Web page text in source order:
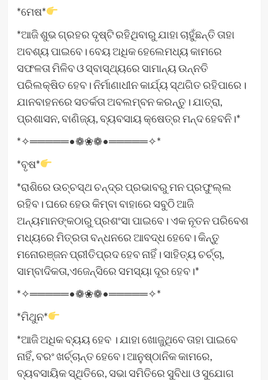
*ମେଷ*
*ଆଜି ଶୁଭ ଗ୍ରହର ଦୃଷ୍ଟି ରହିଥିବାରୁ ଯାହା ଚାହୁଁଛନ୍ତି ତାହା
ଅବଶ୍ୟ ପାଇବେ। ବେୟ ଅଧିକ ହେଲେମଧ୍ୟ କାମରେ
ସଫଳତା ମିଳିବ ଓ ସ୍ବାସ୍ଥ୍ୟରେ ସାମାନ୍ୟ ଉନ୍ନତି
ପରିଲକ୍ଷିତ ହେବ। ନିର୍ମାଣାଧୀନ କାର୍ଯ୍ୟ ସ୍ଥଗିତ ରହିପାରେ।
ଯାନବାହନରେ ସତର୍କତା ଅବଲମ୍ବନ କରନ୍ତୁ। ଯାତ୍ରା,
ପ୍ରଶାସନ, ବାଣିଜ୍ୟ, ବ୍ୟବସାୟ କ୍ଷେତ୍ର ମନ୍ଦ ହେବନି।*
*✧═════•❁❀❁•═════✧*
*ବୃଷ*
*ରାଶିରେ ଉଚ୍ଚସ୍ଥ ଚନ୍ଦ୍ର ପ୍ରଭାବରୁ ମନ ପ୍ରଫୁଲ୍ଲ
ରହିବ। ଘରେ ହେଉ କିମ୍ବା ବାହାରେ ସବୁଠି ଆଜି
ଅନ୍ୟମାନଙ୍କଠାରୁ ପ୍ରଶଂସା ପାଇବେ। ଏକ ନୂତନ ପରିବେଶ
ମଧ୍ୟରେ ମିତ୍ରତା ବନ୍ଧନରେ ଆବଦ୍ଧ ହେବେ। କିନ୍ତୁ
ମନୋରଞ୍ଜନ ପ୍ରୀତିପ୍ରଦ ହେବ ନାହିଁ। ସାହିତ୍ୟ ଚର୍ଚ୍ଚା,
ସାମ୍ବାଦିକତା,ଏଜେନ୍ସିରେ ସମସ୍ୟା ଦୂର ହେବ।*
*✧═════•❁❀❁•═════✧*
*ମିଥୁନ*
*ଆଜି ଅଧିକ ବ୍ୟୟ ହେବ । ଯାହା ଖୋଜୁଥିବେ ତାହା ପାଇବେ
ନାହିଁ, ବରଂ ଖର୍ଚ୍ଚାନ୍ତ ହେବେ। ଆନୁଷ୍ଠାନିକ କାମରେ,
ବ୍ୟବସାୟିକ ସ୍ଥିତିରେ, ସଭା ସମିତିରେ ସୁବିଧା ଓ ସୁଯୋଗ